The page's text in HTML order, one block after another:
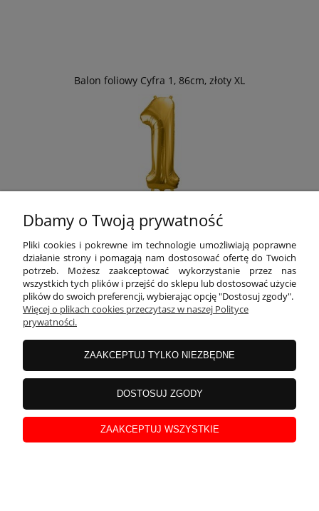
Balon foliowy Cyfra 1, 86cm, złoty XL
Balon foliowy Cyfra 1, 86cm, srebrny XL
Dbamy o Twoją prywatność
Pliki cookies i pokrewne im technologie umożliwiają poprawne
działanie strony i pomagają nam dostosować ofertę do Twoich
potrzeb. Możesz zaakceptować wykorzystanie przez nas
wszystkich tych plików i przejść do sklepu lub dostosować użycie
plików do swoich preferencji, wybierając opcję "Dostosuj zgody".
Więcej o plikach cookies przeczytasz w naszej Polityce
prywatności.
ZAAKCEPTUJ TYLKO NIEZBĘDNE
DOSTOSUJ ZGODY
ZAAKCEPTUJ WSZYSTKIE